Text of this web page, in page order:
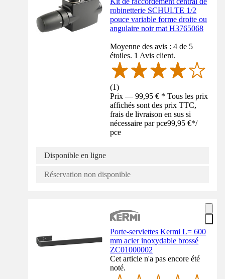
robinetterie SCHULTE 1/2
pouce variable forme droite ou
angulaire noir mat H3765068
Moyenne des avis : 4 de 5
étoiles. 1 Avis client.
(1)
Prix — 99,95 € * Tous les prix
affichés sont des prix TTC,
frais de livraison en sus si
nécessaire par pce99,95 €*/
pce
Disponible en ligne
Réservation non disponible
Porte-serviettes Kermi L= 600
mm acier inoxydable brossé
ZC01000002
Cet article n'a pas encore été
noté.